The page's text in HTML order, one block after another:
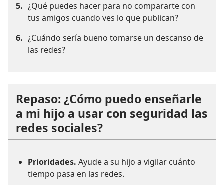
5. ¿Qué puedes hacer para no compararte con
tus amigos cuando ves lo que publican?
6. ¿Cuándo sería bueno tomarse un descanso de
las redes?
Repaso: ¿Cómo puedo enseñarle
a mi hijo a usar con seguridad las
redes sociales?
Prioridades. Ayude a su hijo a vigilar cuánto
tiempo pasa en las redes.